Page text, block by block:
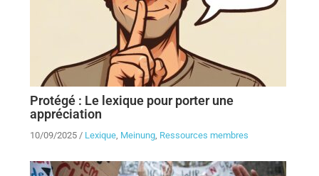
Protégé : Le lexique pour porter une
appréciation
10/09/2025/ Lexique, Meinung, Ressources membres